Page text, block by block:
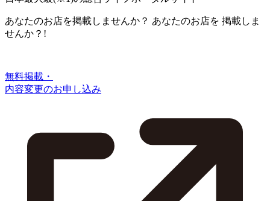
あなたのお店を掲載しませんか？ あなたのお店を 掲載しま
せんか？!
無料掲載・
内容変更のお申し込み